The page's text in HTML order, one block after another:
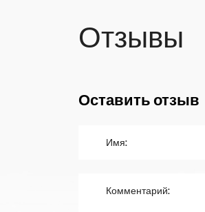
Отзывы
Оставить отзыв